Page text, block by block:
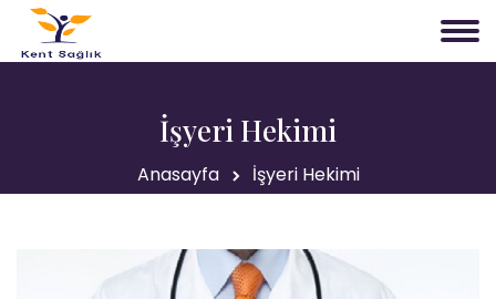
İşyeri Hekimi
Anasayfa İşyeri Hekimi